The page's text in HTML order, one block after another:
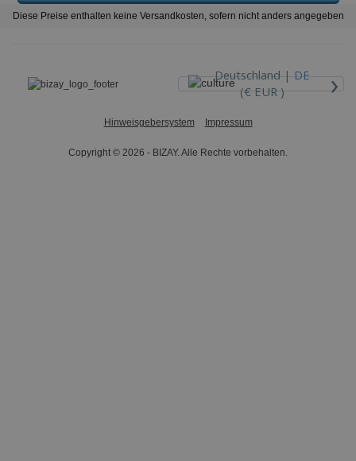
Diese Preise enthalten keine Versandkosten, sofern nicht anders angegeben
Deutschland |DE
(€ EUR )
›
Hinweisgebersystem Impressum
Copyright © 2026 - BIZAY. Alle Rechte vorbehalten.